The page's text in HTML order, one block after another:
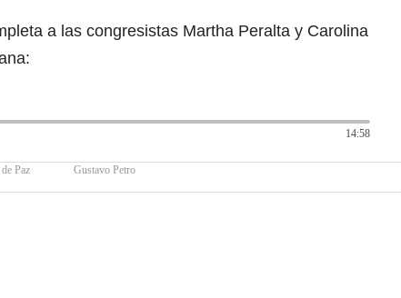
a las congresistas Martha Peralta y Carolina
14:58
Paz Gustavo Petro